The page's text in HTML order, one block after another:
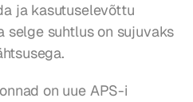
ja kasutuselevõttu
selge suhtlus on sujuvaks
on uue APS-i